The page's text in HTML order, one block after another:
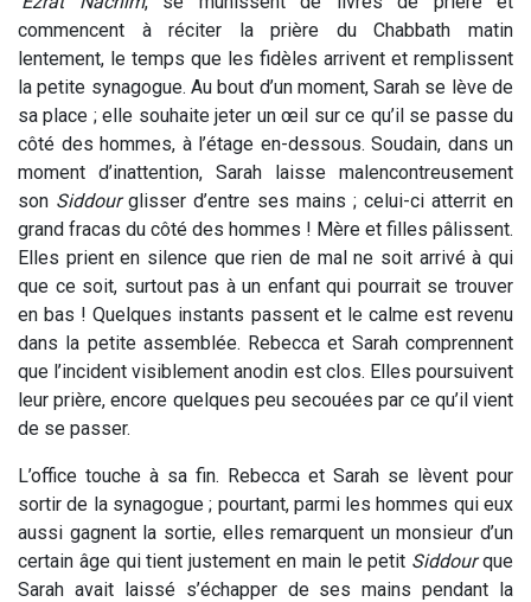
commencent à réciter la prière du Chabbath matin
lentement, le temps que les fidèles arrivent et remplissent
la petite synagogue. Au bout d’un moment, Sarah se lève de
sa place ; elle souhaite jeter un œil sur ce qu’il se passe du
côté des hommes, à l’étage en-dessous. Soudain, dans un
moment d’inattention, Sarah laisse malencontreusement
son Siddourglisser d’entre ses mains ; celui-ci atterrit en
grand fracas du côté des hommes ! Mère et filles pâlissent.
Elles prient en silence que rien de mal ne soit arrivé à qui
que ce soit, surtout pas à un enfant qui pourrait se trouver
en bas ! Quelques instants passent et le calme est revenu
dans la petite assemblée. Rebecca et Sarah comprennent
que l’incident visiblement anodin est clos. Elles poursuivent
leur prière, encore quelques peu secouées par ce qu’il vient
de se passer.
L’office touche à sa fin. Rebecca et Sarah se lèvent pour
sortir de la synagogue ; pourtant, parmi les hommes qui eux
aussi gagnent la sortie, elles remarquent un monsieur d’un
certain âge qui tient justement en main le petit Siddourque
Sarah avait laissé s’échapper de ses mains pendant la